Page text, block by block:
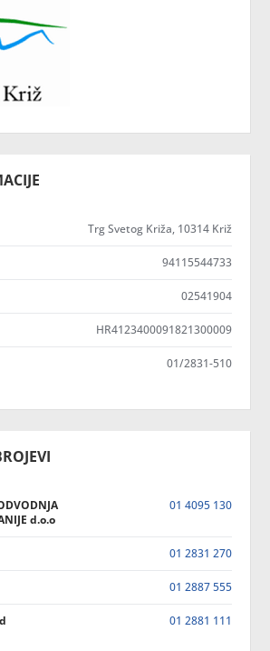
Trg Svetog Križa, 10314 Križ
94115544733
02541904
HR4123400091821300009
01/2831-510
d.o.o
01 4095 130
01 2831 270
01 2887 555
01 2881 111